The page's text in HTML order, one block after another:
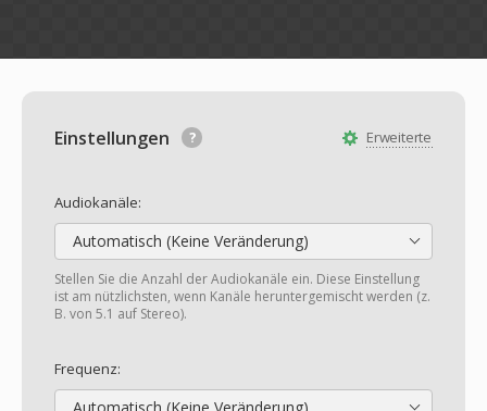
Erweiterte
Einstellungen
Audiokanäle:
Automatisch (Keine Veränderung)
Stellen Sie die Anzahl der Audiokanäle ein. Diese Einstellung
ist am nützlichsten, wenn Kanäle heruntergemischt werden (z.
B. von 5.1 auf Stereo).
Frequenz: